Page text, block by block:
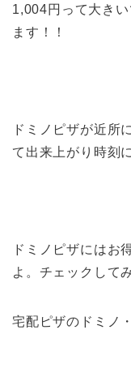
1,004円って大き
ます！！
ドミノピザが近所
て出来上がり時刻
ドミノピザにはお
よ。チェックして
宅配ピザのドミノ